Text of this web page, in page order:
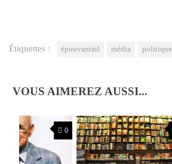
Étiquettes : épouvantail média politique
VOUS AIMEREZ AUSSI...
0